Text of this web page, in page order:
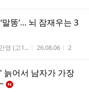
똥’… 뇌 잠재우는 3
자
영 (고1... 작성시간
26.08.06 조회수
2
늙어서 남자가 가장